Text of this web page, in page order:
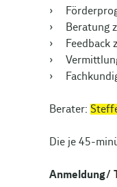
Beratung
Feedback
Berater:
Die je 45-
Anmeldung/